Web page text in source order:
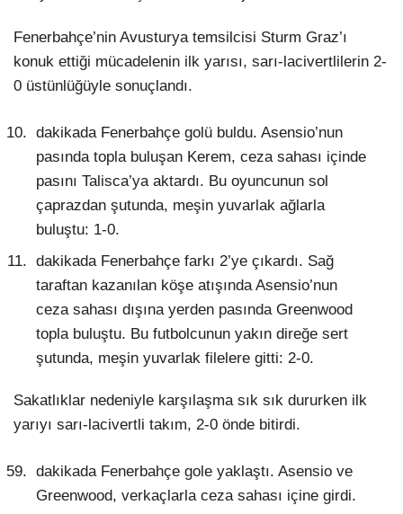
Fenerbahçe’nin Avusturya temsilcisi Sturm Graz’ı
konuk ettiği mücadelenin ilk yarısı, sarı-lacivertlilerin 2-
0 üstünlüğüyle sonuçlandı.
dakikada Fenerbahçe golü buldu. Asensio’nun
pasında topla buluşan Kerem, ceza sahası içinde
pasını Talisca’ya aktardı. Bu oyuncunun sol
çaprazdan şutunda, meşin yuvarlak ağlarla
buluştu: 1-0.
dakikada Fenerbahçe farkı 2’ye çıkardı. Sağ
taraftan kazanılan köşe atışında Asensio’nun
ceza sahası dışına yerden pasında Greenwood
topla buluştu. Bu futbolcunun yakın direğe sert
şutunda, meşin yuvarlak filelere gitti: 2-0.
Sakatlıklar nedeniyle karşılaşma sık sık dururken ilk
yarıyı sarı-lacivertli takım, 2-0 önde bitirdi.
dakikada Fenerbahçe gole yaklaştı. Asensio ve
Greenwood, verkaçlarla ceza sahası içine girdi.